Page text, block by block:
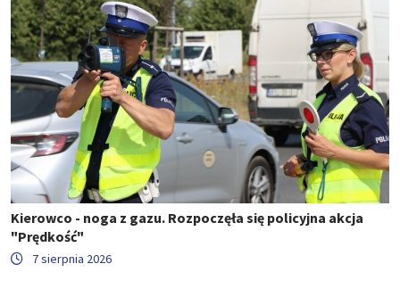
Kierowco - noga z gazu. Rozpoczęła się policyjna akcja
"Prędkość"
7 sierpnia 2026